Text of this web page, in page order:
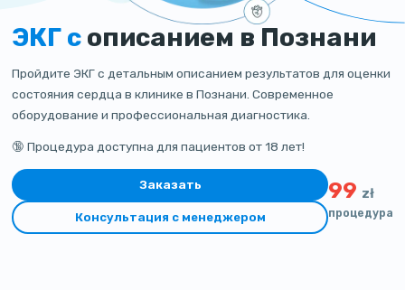
ЭКГ с описанием в Познани
Пройдите ЭКГ с детальным описанием результатов для оценки
состояния сердца в клинике в Познани. Современное
оборудование и профессиональная диагностика.
🔞 Процедура доступна для пациентов от 18 лет!
Заказать
Консультация с менеджером
99 zł
процедура